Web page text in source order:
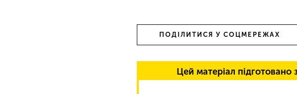
ПОДІЛИТИСЯ У СОЦМЕРЕЖАХ
Цей матеріал